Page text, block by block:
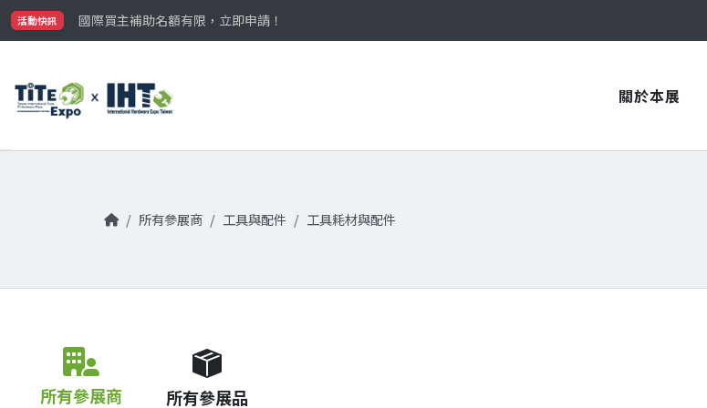
活動快訊
國際買主補助名額有限，立即申請！
參觀門票開放申請中‼️
關於本展
所有參展商 工具與配件 工具耗材與配件
所有參展商 所有參展品